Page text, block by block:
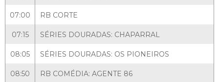
07:00 RB CORTE
07:15 SÉRIES DOURADAS: CHAPARRAL
08:05 SÉRIES DOURADAS: OS PIONEIROS
08:50 RB COMÉDIA: AGENTE 86